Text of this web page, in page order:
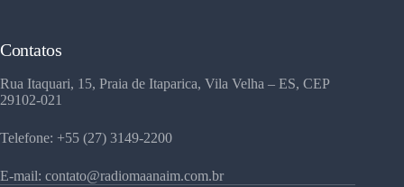
Contatos
Rua Itaquari, 15, Praia de Itaparica, Vila Velha – ES, CEP
29102-021
Telefone: +55 (27) 3149-2200
E-mail: contato@radiomaanaim.com.br